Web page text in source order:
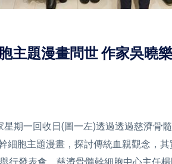
主題漫畫問世 作家吳曉
期一回收日(圖一左)透過透過慈濟骨
細胞主題漫畫，探討傳統血親觀念，